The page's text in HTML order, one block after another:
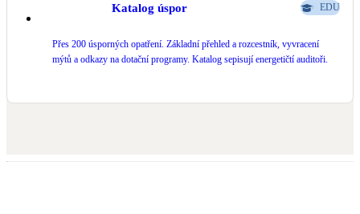
Katalog úspor EDU
Přes 200 úsporných opatření. Základní přehled a rozcestník, vyvracení
mýtů a odkazy na dotační programy. Katalog sepisují energetičtí auditoři.